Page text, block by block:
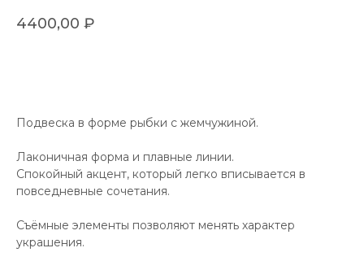
4400,00 ₽
Подвеска в форме рыбки с жемчужиной.
Лаконичная форма и плавные линии.
Спокойный акцент, который легко вписывается в
повседневные сочетания.
Съёмные элементы позволяют менять характер
украшения.